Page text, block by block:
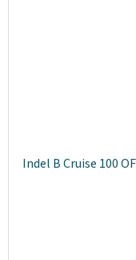
Indel B Cruise 100